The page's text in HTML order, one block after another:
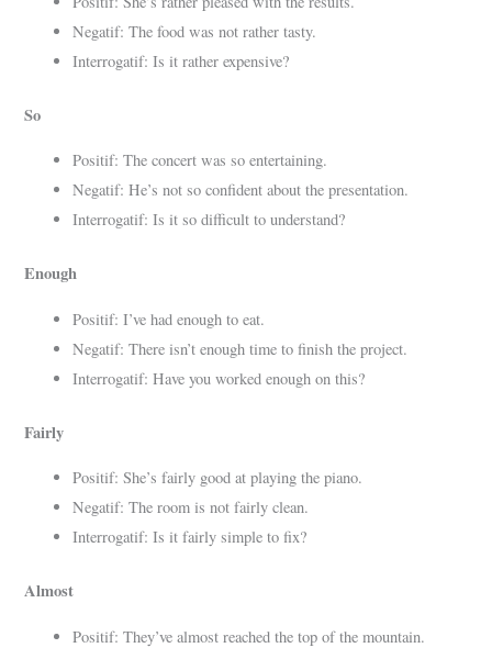
Negatif: The food was not rather tasty.
Interrogatif: Is it rather expensive?
So
Positif: The concert was so entertaining.
Negatif: He’s not so confident about the presentation.
Interrogatif: Is it so difficult to understand?
Enough
Positif: I’ve had enough to eat.
Negatif: There isn’t enough time to finish the project.
Interrogatif: Have you worked enough on this?
Fairly
Positif: She’s fairly good at playing the piano.
Negatif: The room is not fairly clean.
Interrogatif: Is it fairly simple to fix?
Almost
Positif: They’ve almost reached the top of the mountain.